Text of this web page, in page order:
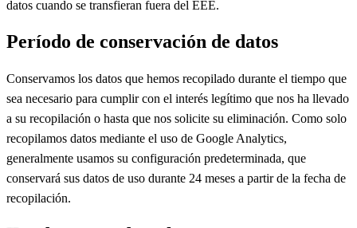
datos cuando se transfieran fuera del EEE.
Período de conservación de datos
Conservamos los datos que hemos recopilado durante el tiempo que
sea necesario para cumplir con el interés legítimo que nos ha llevado
a su recopilación o hasta que nos solicite su eliminación. Como solo
recopilamos datos mediante el uso de Google Analytics,
generalmente usamos su configuración predeterminada, que
conservará sus datos de uso durante 24 meses a partir de la fecha de
recopilación.